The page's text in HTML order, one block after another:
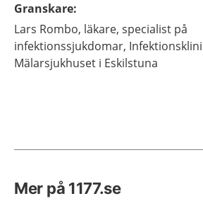
Granskare:
Lars Rombo, läkare, specialist på
infektionssjukdomar,
Mälarsjukhuset i Eskilstuna
Mer på 1177.se